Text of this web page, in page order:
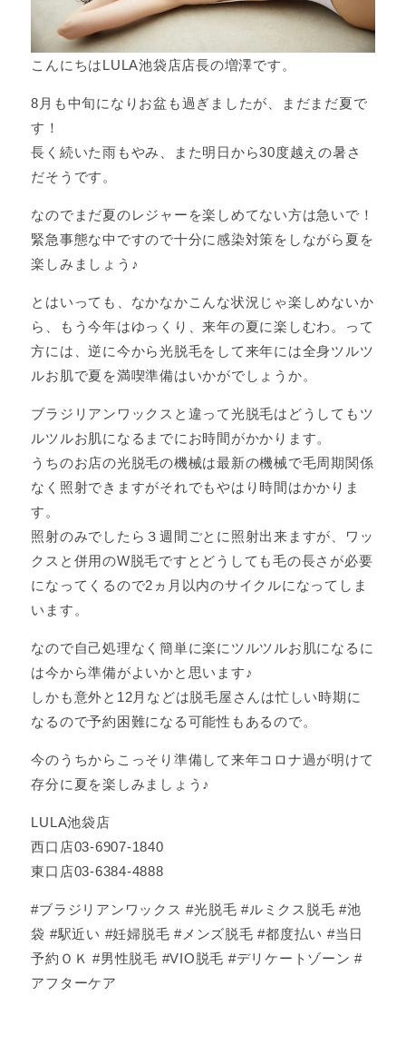
こんにちはLULA池袋店店長の増澤です。
8月も中旬になりお盆も過ぎましたが、まだまだ夏で
す！
長く続いた雨もやみ、また明日から30度越えの暑さ
だそうです。
なのでまだ夏のレジャーを楽しめてない方は急いで！
緊急事態な中ですので十分に感染対策をしながら夏を
楽しみましょう♪
とはいっても、なかなかこんな状況じゃ楽しめないか
ら、もう今年はゆっくり、来年の夏に楽しむわ。って
方には、逆に今から光脱毛をして来年には全身ツルツ
ルお肌で夏を満喫準備はいかがでしょうか。
ブラジリアンワックスと違って光脱毛はどうしてもツ
ルツルお肌になるまでにお時間がかかります。
うちのお店の光脱毛の機械は最新の機械で毛周期関係
なく照射できますがそれでもやはり時間はかかりま
す。
照射のみでしたら３週間ごとに照射出来ますが、ワッ
クスと併用のW脱毛ですとどうしても毛の長さが必要
になってくるので2ヵ月以内のサイクルになってしま
います。
なので自己処理なく簡単に楽にツルツルお肌になるに
は今から準備がよいかと思います♪
しかも意外と12月などは脱毛屋さんは忙しい時期に
なるので予約困難になる可能性もあるので。
今のうちからこっそり準備して来年コロナ過が明けて
存分に夏を楽しみましょう♪
LULA池袋店
西口店03-6907-1840
東口店03-6384-4888
#ブラジリアンワックス #光脱毛 #ルミクス脱毛 #池
袋 #駅近い #妊婦脱毛 #メンズ脱毛 #都度払い #当日
予約ＯＫ #男性脱毛 #VIO脱毛 #デリケートゾーン #
アフターケア